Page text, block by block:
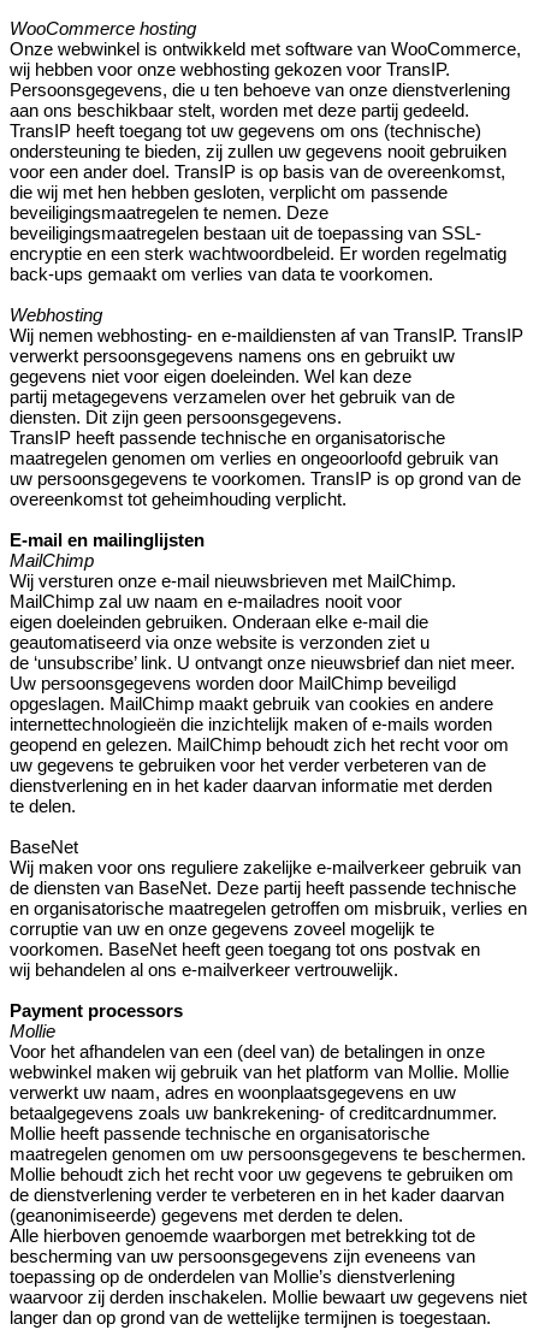
WooCommerce hosting
Onze webwinkel is ontwikkeld met software van WooCommerce,
wij hebben voor onze webhosting gekozen voor TransIP.
Persoonsgegevens, die u ten behoeve van onze dienstverlening
aan ons beschikbaar stelt, worden met deze partij gedeeld.
TransIP heeft toegang tot uw gegevens om ons (technische)
ondersteuning te bieden, zij zullen uw gegevens nooit gebruiken
voor een ander doel. TransIP is op basis van de overeenkomst,
die wij met hen hebben gesloten, verplicht om passende
beveiligingsmaatregelen te nemen. Deze
beveiligingsmaatregelen bestaan uit de toepassing van SSL-
encryptie en een sterk wachtwoordbeleid. Er worden regelmatig
back-ups gemaakt om verlies van data te voorkomen.
Webhosting
Wij nemen webhosting- en e-maildiensten af van TransIP. TransIP
verwerkt persoonsgegevens namens ons en gebruikt uw
gegevens niet voor eigen doeleinden. Wel kan deze
partij metagegevens verzamelen over het gebruik van de
diensten. Dit zijn geen persoonsgegevens.
TransIP heeft passende technische en organisatorische
maatregelen genomen om verlies en ongeoorloofd gebruik van
uw persoonsgegevens te voorkomen. TransIP is op grond van de
overeenkomst tot geheimhouding verplicht.
E-mail en mailinglijsten
MailChimp
Wij versturen onze e-mail nieuwsbrieven met MailChimp.
MailChimp zal uw naam en e-mailadres nooit voor
eigen doeleinden gebruiken. Onderaan elke e-mail die
geautomatiseerd via onze website is verzonden ziet u
de ‘unsubscribe’ link. U ontvangt onze nieuwsbrief dan niet meer.
Uw persoonsgegevens worden door MailChimp beveiligd
opgeslagen. MailChimp maakt gebruik van cookies en andere
internettechnologieën die inzichtelijk maken of e-mails worden
geopend en gelezen. MailChimp behoudt zich het recht voor om
uw gegevens te gebruiken voor het verder verbeteren van de
dienstverlening en in het kader daarvan informatie met derden
te delen.
BaseNet
Wij maken voor ons reguliere zakelijke e-mailverkeer gebruik van
de diensten van BaseNet. Deze partij heeft passende technische
en organisatorische maatregelen getroffen om misbruik, verlies en
corruptie van uw en onze gegevens zoveel mogelijk te
voorkomen. BaseNet heeft geen toegang tot ons postvak en
wij behandelen al ons e-mailverkeer vertrouwelijk.
Payment processors
Mollie
Voor het afhandelen van een (deel van) de betalingen in onze
webwinkel maken wij gebruik van het platform van Mollie. Mollie
verwerkt uw naam, adres en woonplaatsgegevens en uw
betaalgegevens zoals uw bankrekening- of creditcardnummer.
Mollie heeft passende technische en organisatorische
maatregelen genomen om uw persoonsgegevens te beschermen.
Mollie behoudt zich het recht voor uw gegevens te gebruiken om
de dienstverlening verder te verbeteren en in het kader daarvan
(geanonimiseerde) gegevens met derden te delen.
Alle hierboven genoemde waarborgen met betrekking tot de
bescherming van uw persoonsgegevens zijn eveneens van
toepassing op de onderdelen van Mollie’s dienstverlening
waarvoor zij derden inschakelen. Mollie bewaart uw gegevens niet
langer dan op grond van de wettelijke termijnen is toegestaan.